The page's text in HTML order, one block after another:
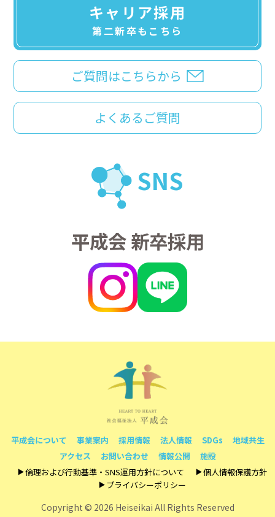
キャリア採用
第二新卒もこちら
ご質問はこちらから
よくあるご質問
SNS
平成会 新卒採用
平成会について 事業案内 採用情報 法人情報 SDGs
地域共生
アクセス
お問い合わせ 情報公開
施設
倫理および行動基準・SNS運用方針について
個人情報保護方針
プライバシーポリシー
Copyright © 2026 Heiseikai All Rights Reserved